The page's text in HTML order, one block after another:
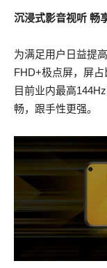
沉浸式影音视听 畅
为满足用户日益提
FHD+极点屏，屏
目前业内最高
畅，跟手性更强。